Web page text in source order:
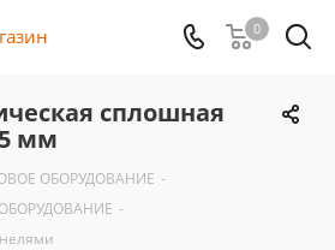
0
сплошная
мм
ОБОРУДОВАНИЕ -
-